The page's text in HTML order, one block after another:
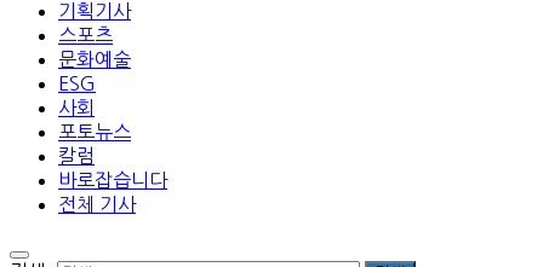
기획기사
스포츠
문화예술
ESG
사회
포토뉴스
칼럼
바로잡습니다
전체 기사